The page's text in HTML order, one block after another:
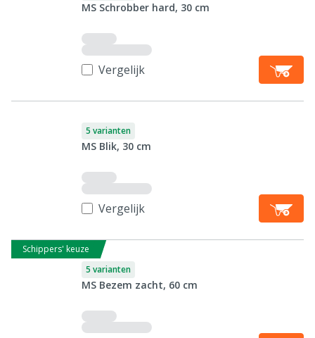
MS Schrobber hard, 30 cm
Vergelijk
5 varianten
MS Blik, 30 cm
Vergelijk
Schippers' keuze
5 varianten
MS Bezem zacht, 60 cm